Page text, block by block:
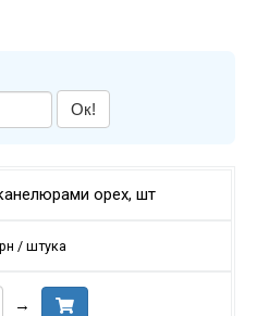
Ок!
орех, шт
/ штука
→